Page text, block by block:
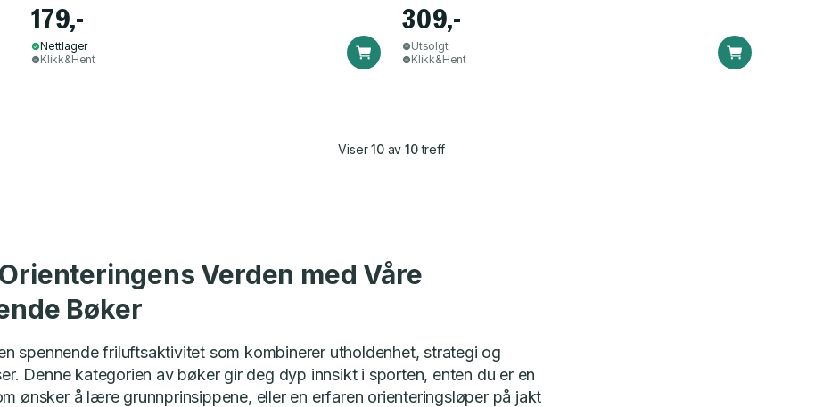
179,-
Nettlager
Klikk&Hent
309,-
Utsolgt
Klikk&Hent
Viser10av 10treff
Verden med Våre
Bøker
spennende friluftsaktivitet som kombinerer utholdenhet, strategi og
Denne kategorien av bøker gir deg dyp innsikt i sporten, enten du er en
ønsker å lære grunnprinsippene, eller en erfaren orienteringsløper på jakt